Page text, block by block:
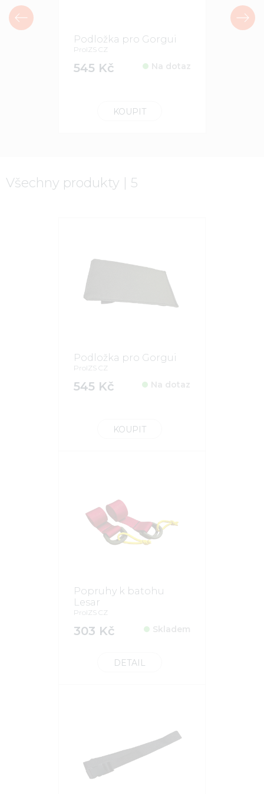
Podložka pro Gorgui
ProIZS CZ
545 Kč Na dotaz
KOUPIT
Všechny produkty | 5
Podložka pro Gorgui
ProIZS CZ
545 Kč Na dotaz
KOUPIT
Popruhy k batohu
Lesar
ProIZS CZ
303 Kč Skladem
DETAIL